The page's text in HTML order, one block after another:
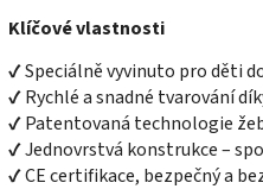
Klíčové vlastnosti
✔ Speciálně vyvinuto pro děti
✔ Rychlé a snadné tvarování
✔ Patentovaná technologie
✔ Jednovrstvá konstrukce –
✔ CE certifikace, bezpečný a